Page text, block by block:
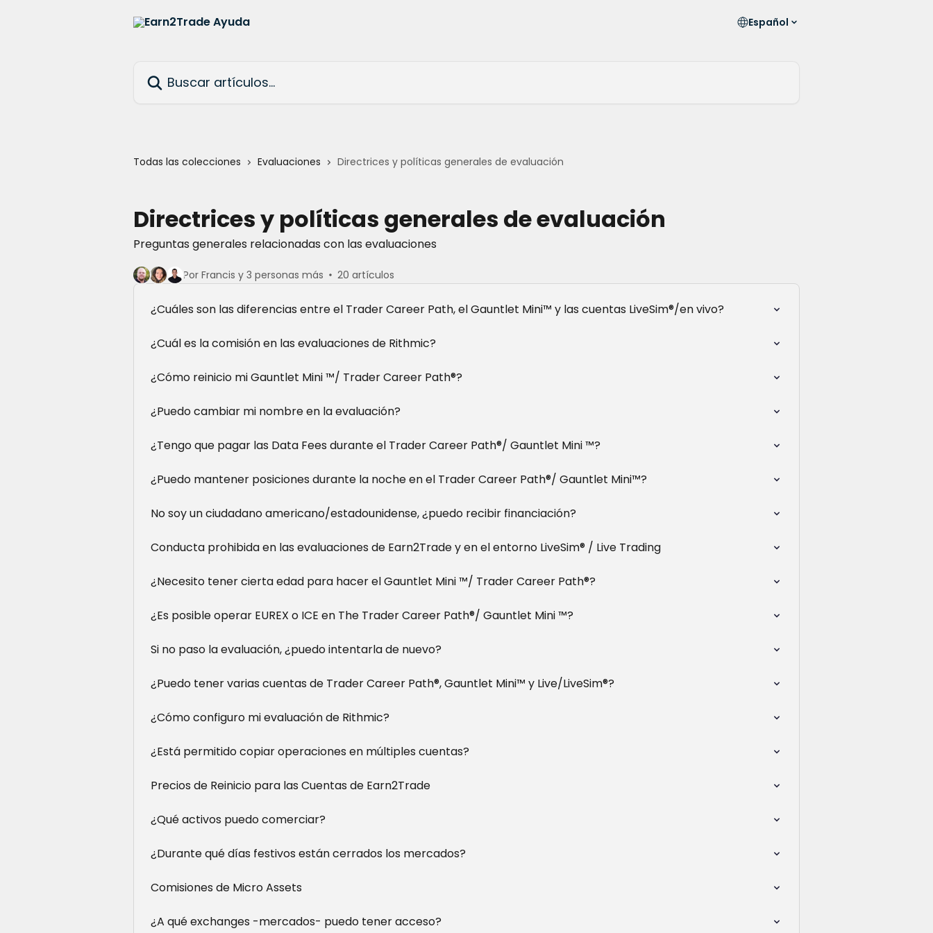
Español
Todas las colecciones Evaluaciones Directrices y políticas generales de evaluación
Directrices y políticas generales de evaluación
Preguntas generales relacionadas con las evaluaciones
Por Francis y 3 personas más 20 artículos
¿Cuáles son las diferencias entre el Trader Career Path, el Gauntlet Mini™ y las cuentas LiveSim®/en vivo?
¿Cuál es la comisión en las evaluaciones de Rithmic?
¿Cómo reinicio mi Gauntlet Mini ™/ Trader Career Path®?
¿Puedo cambiar mi nombre en la evaluación?
¿Tengo que pagar las Data Fees durante el Trader Career Path®/ Gauntlet Mini ™?
¿Puedo mantener posiciones durante la noche en el Trader Career Path®/ Gauntlet Mini™?
No soy un ciudadano americano/estadounidense, ¿puedo recibir financiación?
Conducta prohibida en las evaluaciones de Earn2Trade y en el entorno LiveSim® / Live Trading
¿Necesito tener cierta edad para hacer el Gauntlet Mini ™/ Trader Career Path®?
¿Es posible operar EUREX o ICE en The Trader Career Path®/ Gauntlet Mini ™?
Si no paso la evaluación, ¿puedo intentarla de nuevo?
¿Puedo tener varias cuentas de Trader Career Path®, Gauntlet Mini™ y Live/LiveSim®?
¿Cómo configuro mi evaluación de Rithmic?
¿Está permitido copiar operaciones en múltiples cuentas?
Precios de Reinicio para las Cuentas de Earn2Trade
¿Qué activos puedo comerciar?
¿Durante qué días festivos están cerrados los mercados?
Comisiones de Micro Assets
¿A qué exchanges -mercados- puedo tener acceso?